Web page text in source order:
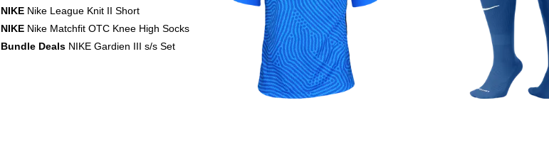
NIKE Nike League Knit II Short
NIKE Nike Matchfit OTC Knee High Socks
Bundle Deals NIKE Gardien III s/s Set